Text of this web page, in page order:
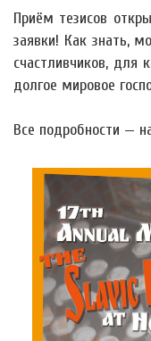
Приём тезисов
заявки! Как знать,
счастливчиков, для
долгое мировое
Все подробности —